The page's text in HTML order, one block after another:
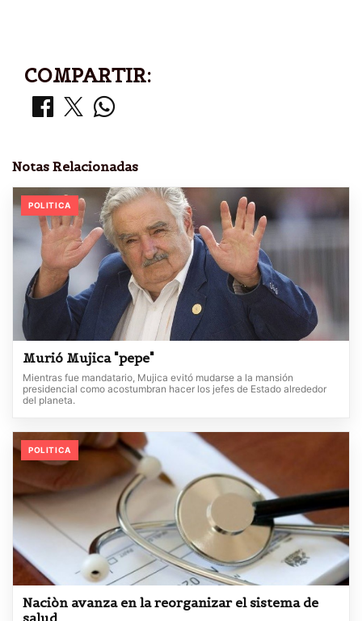
COMPARTIR:
Notas Relacionadas
POLITICA
Murió Mujica "pepe"
Mientras fue mandatario, Mujica evitó mudarse a la mansión
presidencial como acostumbran hacer los jefes de Estado alrededor
del planeta.
POLITICA
Naciòn avanza en la reorganizar el sistema de